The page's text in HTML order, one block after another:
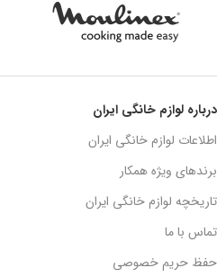
درباره لوازم خانگی ایران
اطلاعات لوازم خانگی ایران
برندهای ویژه همکار
تاریخچه لوازم خانگی ایران
تماس با ما
حفظ حریم خصوصی